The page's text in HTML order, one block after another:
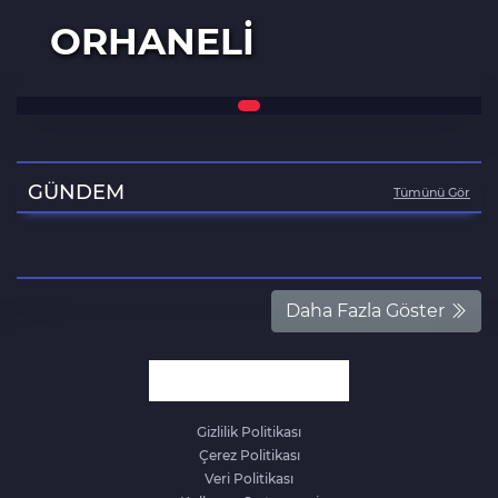
ORHANELI
GÜNDEM Tümünü Gör
Daha Fazla Göster
Gizlilik Politikası
Çerez Politikası
Veri Politikası